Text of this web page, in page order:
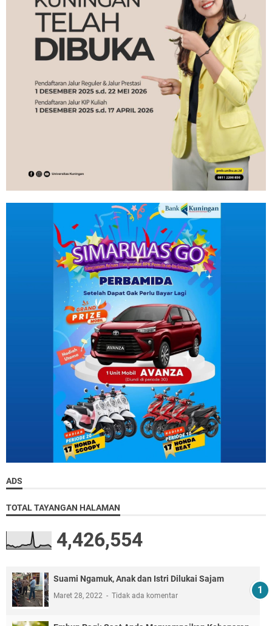
ADS
TOTAL TAYANGAN HALAMAN
4,426,554
Suami Ngamuk, Anak dan Istri Dilukai Sajam
Maret 28, 2022 Tidak ada komentar